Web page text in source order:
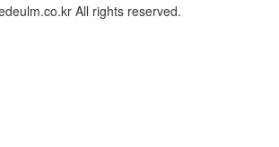
All rights reserved.